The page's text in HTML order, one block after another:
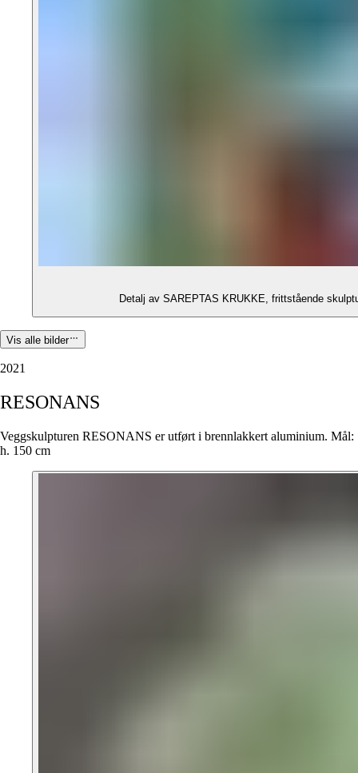
Detalj av SAREPTAS KRUKKE, frittstående
Vis alle bilder
2021
RESONANS
Veggskulpturen RESONANS er utført i brennlakkert aluminium. Mål:
h. 150 cm